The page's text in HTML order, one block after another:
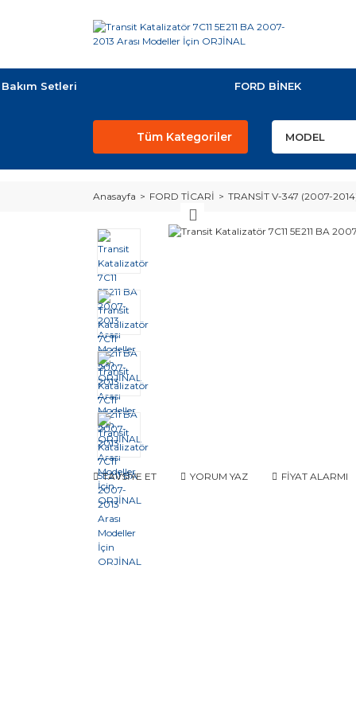
Bakım Setleri FORD BİNEK
Tüm Kategoriler
Anasayfa FORD TİCARİ TRANSİT V-347 (2007-
TAVSİYE ET YORUM YAZ FİYAT ALARMI